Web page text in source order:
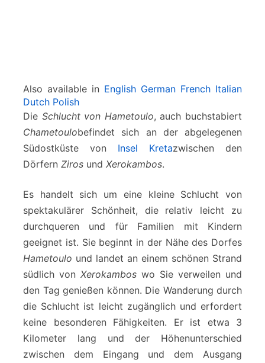
Also available in English German French Italian
Dutch Polish
Die Schlucht von Hametoulo, auch buchstabiert
Chametoulobefindet sich an der abgelegenen
Südostküste von Insel Kretazwischen den
Dörfern Ziros und Xerokambos.
Es handelt sich um eine kleine Schlucht von
spektakulärer Schönheit, die relativ leicht zu
durchqueren und für Familien mit Kindern
geeignet ist. Sie beginnt in der Nähe des Dorfes
Hametoulo und landet an einem schönen Strand
südlich von Xerokambos wo Sie verweilen und
den Tag genießen können. Die Wanderung durch
die Schlucht ist leicht zugänglich und erfordert
keine besonderen Fähigkeiten. Er ist etwa 3
Kilometer lang und der Höhenunterschied
zwischen dem Eingang und dem Ausgang